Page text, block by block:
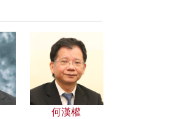
何漢權